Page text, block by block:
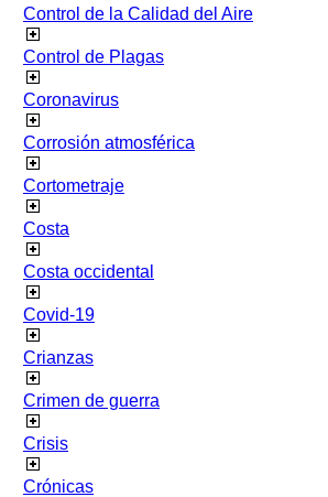
Control de la Calidad del Aire
Control de Plagas
Coronavirus
Corrosión atmosférica
Cortometraje
Costa
Costa occidental
Covid-19
Crianzas
Crimen de guerra
Crisis
Crónicas